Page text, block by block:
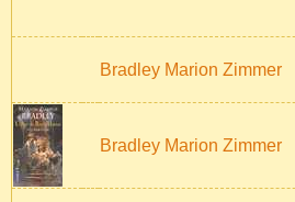
Bradley Marion Zimmer
Bradley Marion Zimmer